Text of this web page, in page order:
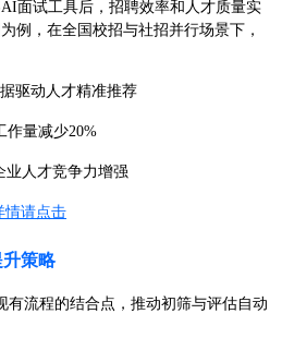
面试工具后，招聘效率和人才质量实
例，在全国校招与社招并行场景下，
驱动人才精准推荐
作量减少20%
业人才竞争力增强
情请点击
策略
有流程的结合点，推动初筛与评估自动